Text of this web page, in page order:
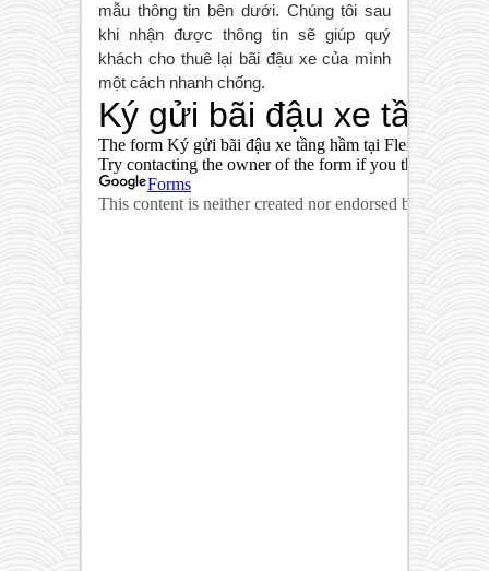
mẫu thông tin bên dưới. Chúng tôi sau
khi nhận được thông tin sẽ giúp quý
khách cho thuê lại bãi đậu xe của mình
một cách nhanh chống.